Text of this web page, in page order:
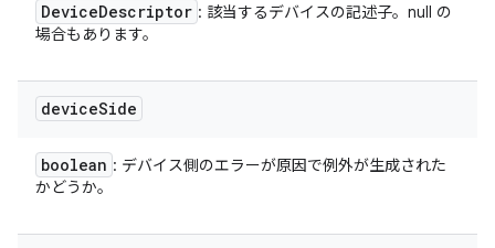
DeviceDescriptor : 該当するデバイスの記述子。null の
場合もあります。
deviceSide
boolean : デバイス側のエラーが原因で例外が生成された
かどうか。